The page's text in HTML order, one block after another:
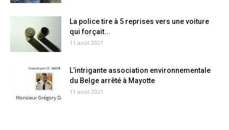
La police tire à 5 reprises vers une voiture
qui forçait...
11 août 2021
L’intrigante association environnementale
du Belge arrêté à Mayotte
11 août 2021